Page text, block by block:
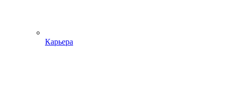
Карьера